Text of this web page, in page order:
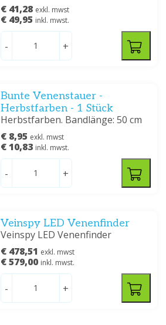
€ 41,28 exkl. mwst
€ 49,95 inkl. mwst.
- +
Bunte Venenstauer -
Herbstfarben - 1 Stück
Herbstfarben. Bandlänge: 50 cm
€ 8,95 exkl. mwst
€ 10,83 inkl. mwst.
- +
Veinspy LED Venenfinder
Veinspy LED Venenfinder
€ 478,51 exkl. mwst
€ 579,00 inkl. mwst.
- +